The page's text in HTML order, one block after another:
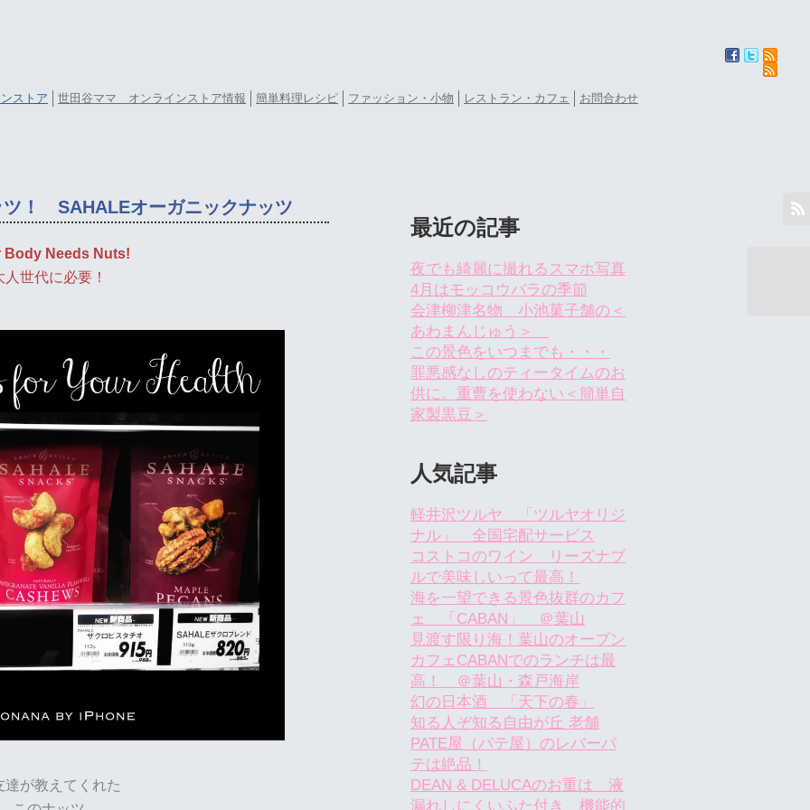
ストア 世田谷ママ オンラインストア情報 簡単料理レシピ ファッション・小物 レストラン・カフェ お問合わせ
ツ！ SAHALEオーガニックナッツ
Body Needs Nuts!
人世代に必要！
達が教えてくれた
最近の記事
夜でも綺麗に撮れるスマホ写真
4月はモッコウバラの季節
会津柳津名物 小池菓子舗の＜
あわまんじゅう＞
この景色をいつまでも・・・
罪悪感なしのティータイムのお
供に。重曹を使わない＜簡単自
家製黒豆＞
人気記事
軽井沢ツルヤ 「ツルヤオリジ
ナル」 全国宅配サービス
コストコのワイン リーズナブ
ルで美味しいって最高！
海を一望できる景色抜群のカフ
ェ 「CABAN」 ＠葉山
見渡す限り海！葉山のオープン
カフェCABANでのランチは最
高！ ＠葉山・森戸海岸
幻の日本酒 「天下の春」
知る人ぞ知る自由が丘 老舗
PATE屋（パテ屋）のレバーパ
テは絶品！
DEAN & DELUCAのお重は 液
漏れしにくいふた付き 機能的